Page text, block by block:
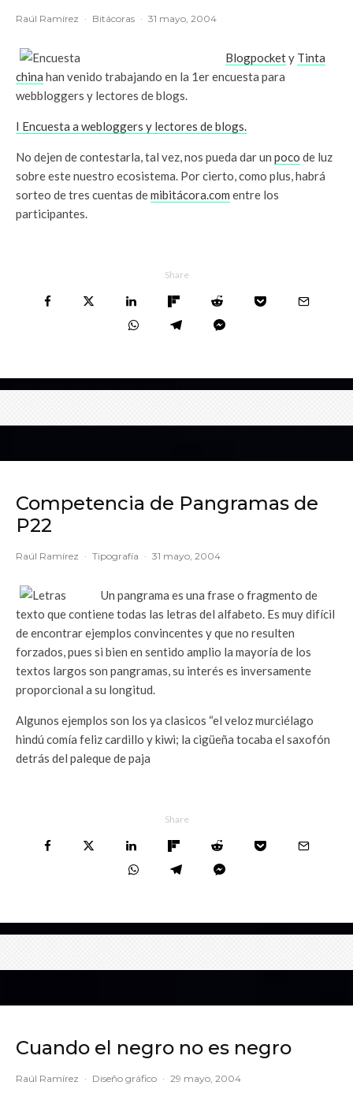
Raúl Ramírez · Bitácoras · 31 mayo, 2004
Blogpockety Tinta
china han venido trabajando en la 1er encuesta para
webbloggers y lectores de blogs.
I Encuesta a webloggers y lectores de blogs.
No dejen de contestarla, tal vez, nos pueda dar un poco de luz
sobre este nuestro ecosistema. Por cierto, como plus, habrá
sorteo de tres cuentas demibitácora.com entre los
participantes.
Share
Competencia de Pangramas de
P22
Raúl Ramírez · Tipografía · 31 mayo, 2004
Un pangrama es una frase o fragmento de
texto que contiene todas las letras del alfabeto. Es muy difícil
de encontrar ejemplos convincentes y que no resulten
forzados, pues si bien en sentido amplio la mayoría de los
textos largos son pangramas, su interés es inversamente
proporcional a su longitud.
Algunos ejemplos son los ya clasicos “el veloz murciélago
hindú comía feliz cardillo y kiwi; la cigüeña tocaba el saxofón
detrás del paleque de paja
Share
Cuando el negro no es negro
Raúl Ramírez · Diseño gráfico · 29 mayo, 2004